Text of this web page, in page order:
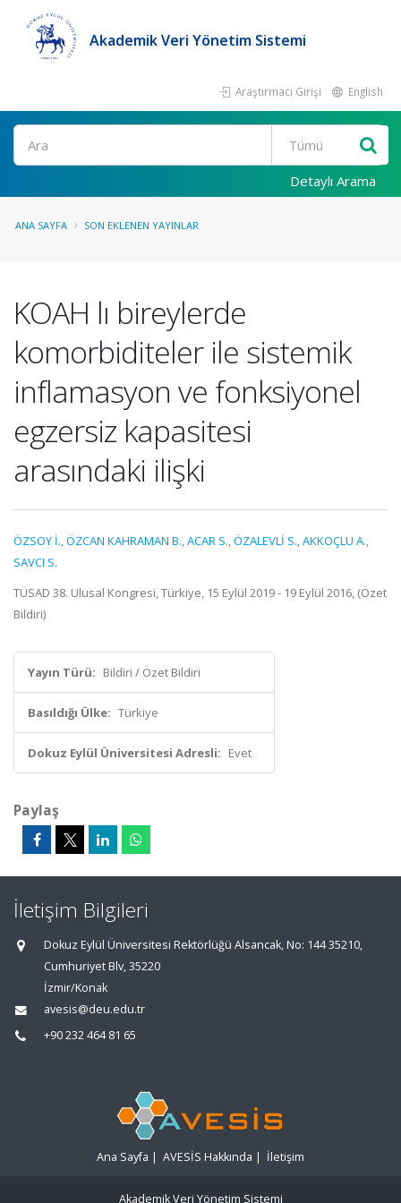
Akademik Veri Yönetim Sistemi
Araştırmacı Girişi English
Ara
Detaylı Arama
ANA SAYFA SON EKLENEN YAYINLAR
KOAH lı bireylerde
komorbiditeler ile sistemik
inflamasyon ve fonksiyonel
egzersiz kapasitesi
arasındaki ilişki
ÖZSOY İ.,ÖZCAN KAHRAMAN B.,ACAR S.,ÖZALEVLİ S.,AKKOÇLU A.,
SAVCI S.
TÜSAD 38. Ulusal Kongresi, Türkiye, 15 Eylül 2019 - 19 Eylül 2016, (Özet
Bildiri)
Yayın Türü: Bildiri / Özet Bildiri
Basıldığı Ülke: Türkiye
Dokuz Eylül Üniversitesi Adresli: Evet
Paylaş
İletişim Bilgileri
Dokuz Eylül Üniversitesi Rektörlüğü Alsancak, No: 144 35210,
Cumhuriyet Blv, 35220
İzmir/Konak
avesis@deu.edu.tr
+90 232 464 81 65
Ana Sayfa | AVESİS Hakkında | İletişim
Akademik Veri Yönetim Sistemi